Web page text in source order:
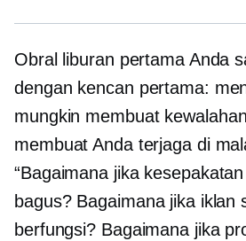
Obral liburan pertama Anda
dengan kencan pertama:
mungkin membuat
membuat Anda terjaga di
“Bagaimana jika
bagus? Bagaimana jika iklan
berfungsi? Bagaimana jika